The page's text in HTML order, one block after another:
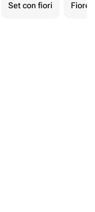
Set con fiori Fiore